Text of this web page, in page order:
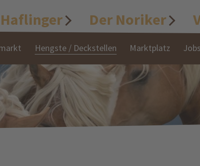
Der Noriker
Hengste / Deckstellen Marktplatz Jobs